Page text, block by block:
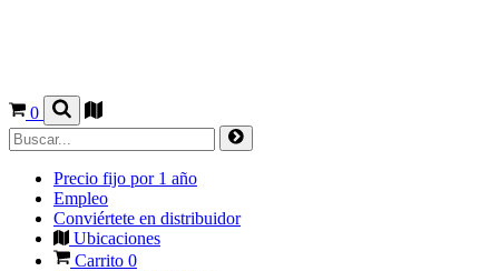
0
Precio fijo por 1 año
Empleo
Conviértete en distribuidor
Ubicaciones
Carrito 0